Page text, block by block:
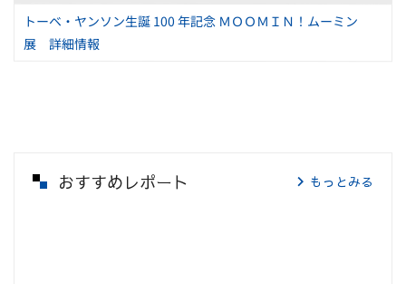
トーベ・ヤンソン生誕 100 年記念 ＭＯＯＭＩＮ！ムーミン
展 詳細情報
おすすめレポート もっとみる